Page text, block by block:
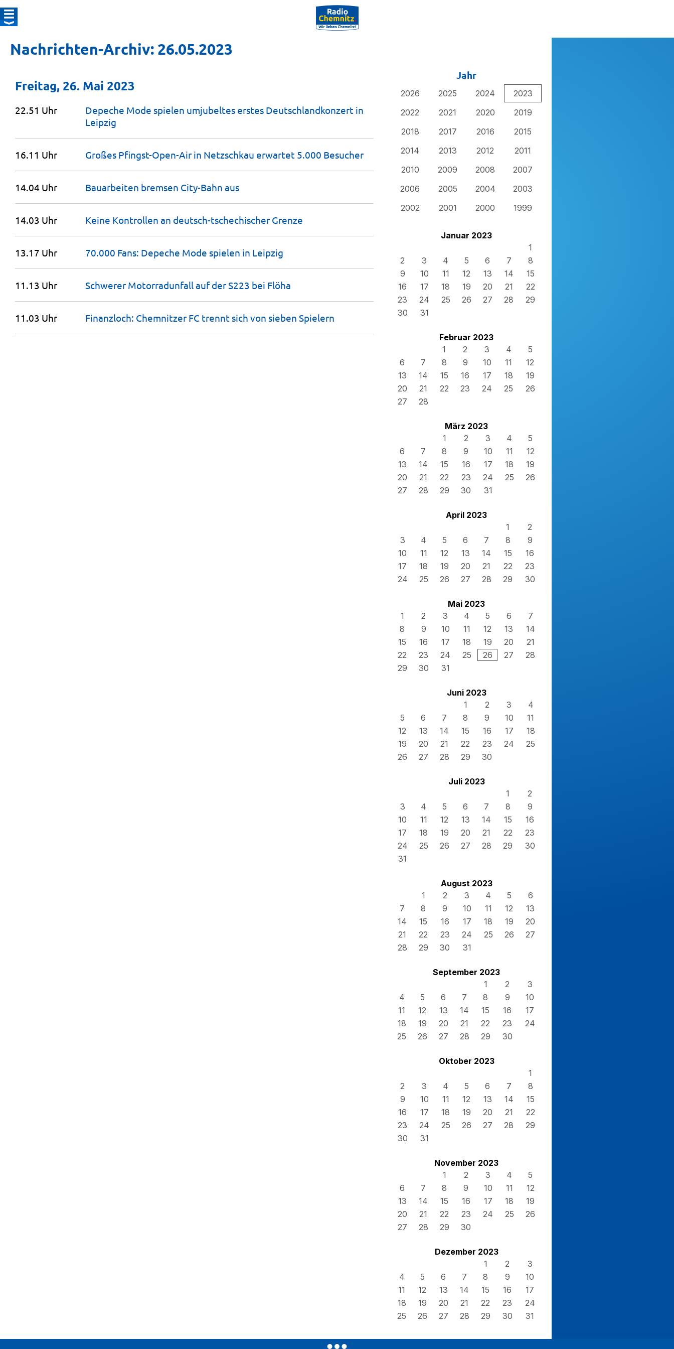
Nachrichten-Archiv: 26.05.2023
Jahr
2026 2025 2024
2023
2022
2021 2020
2019
2018
2017 2016
2015
2014
2013 2012
2011
2010
2009 2008
2007
2006
2005 2004
2003
2002
2001 2000 1999
Januar 2023
1
2
3 4 5 6 7
8
9
10 11 12 13 14
15
16
17 18 19 20 21
22
23
24 25 26 27 28
29
30
31
Februar 2023
1
2 3 4
5
6
7 8 9 10 11
12
13
14 15 16 17 18
19
20
21 22 23 24 25
26
27
28
März 2023
1
2 3 4
5
6
7 8 9 10 11
12
13
14 15 16 17 18
19
20
21 22 23 24 25
26
27
28 29 30 31
April 2023
1
2
3
4 5 6 7 8
9
10
11 12 13 14 15
16
17
18 19 20 21 22
23
24
25 26 27 28 29 30
Mai 2023
1
2 3 4 5 6
7
8
9 10 11 12 13
14
15
16 17 18 19 20
21
22
23 24 25 26 27
28
29
30 31
Juni 2023
1
2 3
4
5
6 7 8 9 10
11
12
13 14 15 16 17
18
19
20 21 22 23 24
25
26
27 28 29 30
Juli 2023
1
2
3
4 5 6 7 8
9
10
11 12 13 14 15
16
17
18 19 20 21 22
23
24
25 26 27 28 29
30
31
August 2023
1
2 3 4 5
6
7
8 9 10 11 12
13
14
15 16 17 18 19
20
21
22 23 24 25 26
27
28
29 30 31
September 2023
1
2
3
4
5 6 7 8 9
10
11
12 13 14 15 16
17
18
19 20 21 22 23
24
25
26 27 28 29 30
Oktober 2023
1
2
3 4 5 6 7
8
9
10 11 12 13 14
15
16
17 18 19 20 21
22
23
24 25 26 27 28
29
30
31
November 2023
1
2 3 4
5
6
7 8 9 10 11
12
13
14 15 16 17 18
19
20
21 22 23 24 25
26
27
28 29 30
Dezember 2023
1
2
3
4
5 6 7 8 9
10
11
12 13 14 15 16
17
18
19 20 21 22 23
24
25
26 27 28 29 30 31
Freitag, 26. Mai 2023
22.51 Uhr
Depeche Mode spielen umjubeltes erstes Deutschlandkonzert in
Leipzig
16.11 Uhr Großes Pfingst-Open-Air in Netzschkau erwartet 5.000 Besucher
14.04 Uhr Bauarbeiten bremsen City-Bahn aus
14.03 Uhr Keine Kontrollen an deutsch-tschechischer Grenze
13.17 Uhr 70.000 Fans: Depeche Mode spielen in Leipzig
11.13 Uhr Schwerer Motorradunfall auf der S223 bei Flöha
11.03 Uhr Finanzloch: Chemnitzer FC trennt sich von sieben Spielern